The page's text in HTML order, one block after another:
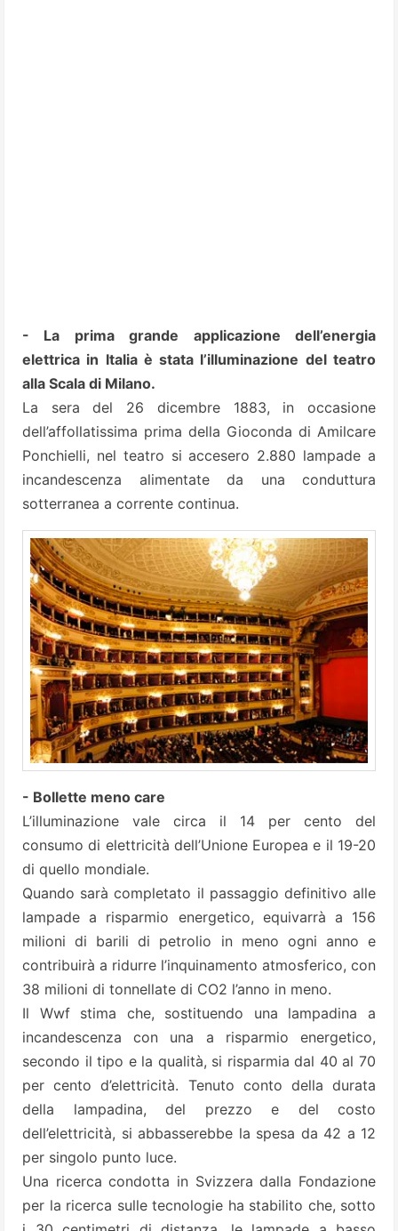
- La prima grande applicazione dell’energia
elettrica in Italia è stata l’illuminazione del teatro
alla Scala di Milano.
La sera del 26 dicembre 1883, in occasione
dell’affollatissima prima della Gioconda di Amilcare
Ponchielli, nel teatro si accesero 2.880 lampade a
incandescenza alimentate da una conduttura
sotterranea a corrente continua.
- Bollette meno care
L’illuminazione vale circa il 14 per cento del
consumo di elettricità dell’Unione Europea e il 19-20
di quello mondiale.
Quando sarà completato il passaggio definitivo alle
lampade a risparmio energetico, equivarrà a 156
milioni di barili di petrolio in meno ogni anno e
contribuirà a ridurre l’inquinamento atmosferico, con
38 milioni di tonnellate di CO2 l’anno in meno.
Il Wwf stima che, sostituendo una lampadina a
incandescenza con una a risparmio energetico,
secondo il tipo e la qualità, si risparmia dal 40 al 70
per cento d’elettricità. Tenuto conto della durata
della lampadina, del prezzo e del costo
dell’elettricità, si abbasserebbe la spesa da 42 a 12
per singolo punto luce.
Una ricerca condotta in Svizzera dalla Fondazione
per la ricerca sulle tecnologie ha stabilito che, sotto